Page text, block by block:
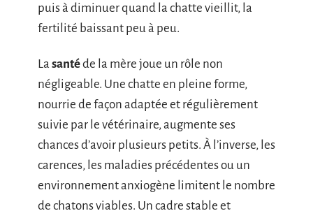
puis à diminuer quand la chatte vieillit, la
fertilité baissant peu à peu.
La santéde la mère joue un rôle non
négligeable. Une chatte en pleine forme,
nourrie de façon adaptée et régulièrement
suivie par le vétérinaire, augmente ses
chances d’avoir plusieurs petits. À l’inverse, les
carences, les maladies précédentes ou un
environnement anxiogène limitent le nombre
de chatons viables. Un cadre stable et